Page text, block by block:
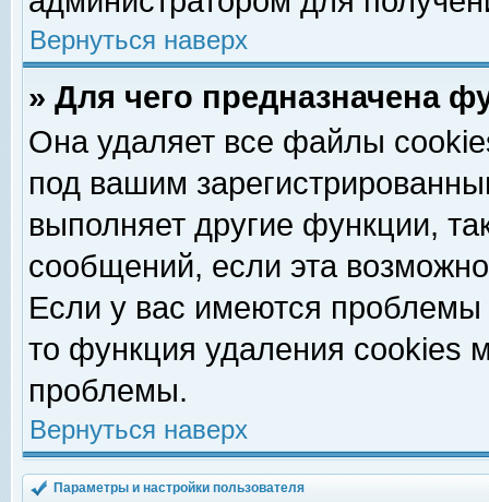
Вернуться наверх
» Для чего предназначена
Она удаляет все файлы
под вашим
выполняет другие функции,
сообщений, если эта
Если у вас имеются
то функция удаления cookies
проблемы.
Вернуться наверх
Параметры и настройки пользователя